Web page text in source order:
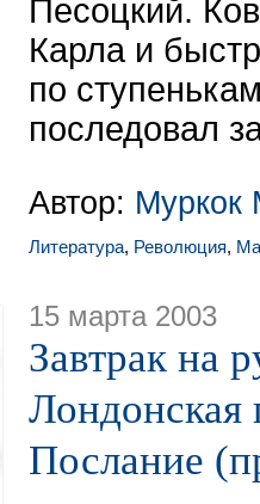
Песоцкий.
Карла и
по
последовал
Автор: Муркок
Литература, Революция,
15 марта 2003
Завтрак на
Лондонская
Послание